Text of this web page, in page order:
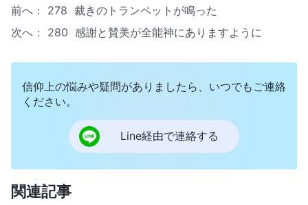
前へ： 278 裁きのトランペットが鳴った
次へ： 280 感謝と賛美が全能神にありますように
信仰上の悩みや疑問がありましたら、いつでもご連絡
ください。
Line経由で連絡する
関連記事